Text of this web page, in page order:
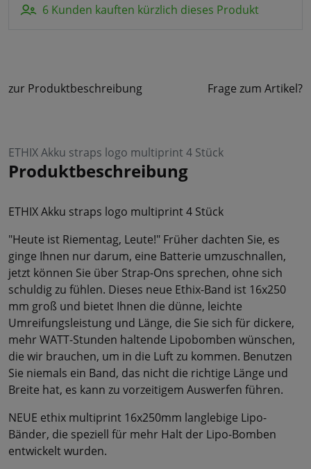
6 Kunden kauften kürzlich dieses Produkt
zur Produktbeschreibung Frage zum Artikel?
ETHIX Akku straps logo multiprint 4 Stück
Produktbeschreibung
ETHIX Akku straps logo multiprint 4 Stück
"Heute ist Riementag, Leute!" Früher dachten Sie, es
ginge Ihnen nur darum, eine Batterie umzuschnallen,
jetzt können Sie über Strap-Ons sprechen, ohne sich
schuldig zu fühlen. Dieses neue Ethix-Band ist 16x250
mm groß und bietet Ihnen die dünne, leichte
Umreifungsleistung und Länge, die Sie sich für dickere,
mehr WATT-Stunden haltende Lipobomben wünschen,
die wir brauchen, um in die Luft zu kommen. Benutzen
Sie niemals ein Band, das nicht die richtige Länge und
Breite hat, es kann zu vorzeitigem Auswerfen führen.
NEUE ethix multiprint 16x250mm langlebige Lipo-
Bänder, die speziell für mehr Halt der Lipo-Bomben
entwickelt wurden.